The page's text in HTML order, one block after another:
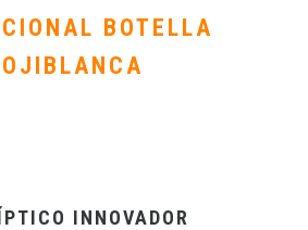
BOTELLA
INNOVADOR